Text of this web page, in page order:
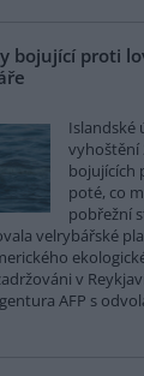
bojující proti
Islandské
vyhoštění
bojujících
poté, co
pobřežní
velrybářské
v
AFP s